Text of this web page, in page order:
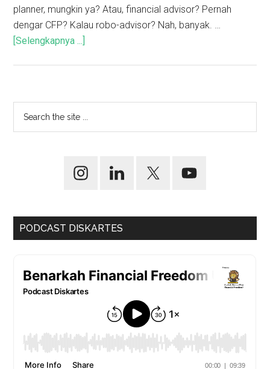
planner, mungkin ya? Atau, financial advisor? Pernah
dengar CFP? Kalau robo-advisor? Nah, banyak. …
[Selengkapnya ...]
PODCAST DISKARTES